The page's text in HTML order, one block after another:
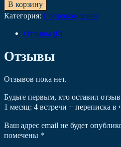
Личное
сопровождение
месяц:
встречи
переписка
чате
В корзину
Категория: Сопровождение
Отзывы (0)
Отзывы
Отзывов пока нет.
Будьте первым, кто оставил
1 месяц: 4 встречи + переписка в
Ваш адрес email не будет
помечены *